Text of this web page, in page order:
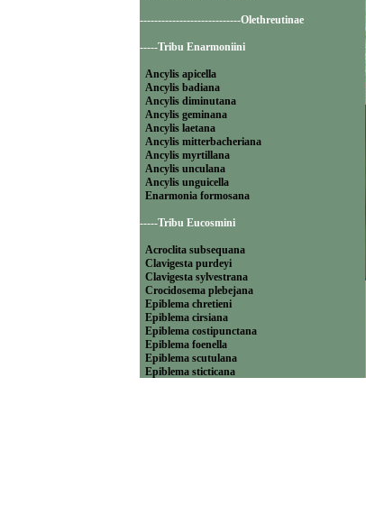
----------------------------Olethreutinae
-----Tribu Enarmoniini
Ancylis apicella
Ancylis badiana
Ancylis diminutana
Ancylis geminana
Ancylis laetana
Ancylis mitterbacheriana
Ancylis myrtillana
Ancylis unculana
Ancylis unguicella
Enarmonia formosana
-----Tribu Eucosmini
Acroclita subsequana
Clavigesta purdeyi
Clavigesta sylvestrana
Crocidosema plebejana
Epiblema chretieni
Epiblema cirsiana
Epiblema costipunctana
Epiblema foenella
Epiblema scutulana
Epiblema sticticana